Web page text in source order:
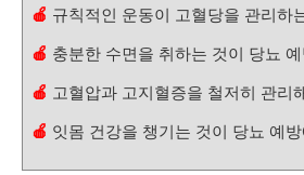
🍎 규칙적인 운동이 고혈당을 관리하
🍎 충분한 수면을 취하는 것이 당뇨
🍎 고혈압과 고지혈증을 철저히 관리
🍎 잇몸 건강을 챙기는 것이 당뇨 예